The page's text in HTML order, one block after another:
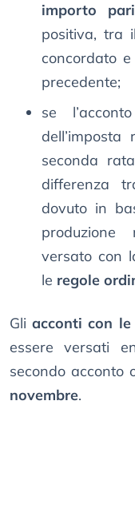
importo
positiva, tra
concordato
precedente;
se
seconda
differenza
dovuto in
versato con
le regole
Gliacconti con
essere versati
secondo acconto
novembre.